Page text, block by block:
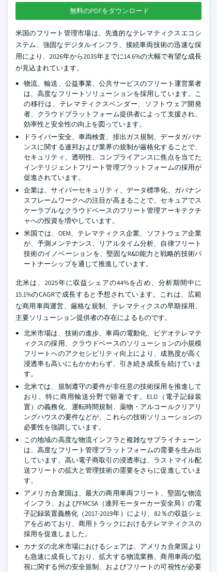
無料のPDFをダウンロード
米国のフリート管理市場は、先進的なテレマティクスエコシ
ステム、強固なデジタルインフラ、接続車両技術の迅速な採
用により、2026年から2035年までに14.6%の大幅で有望な成長
が見込まれています。
物流、輸送、公益事業、公共サービスのフリート運営業者
は、高度なフリートソリューションを採用しています。こ
の移行は、テレマティクスベンダー、ソフトウェア開発
者、クラウドプラットフォーム提供者によって支援され、
効率性と安全性の向上を図っています。
ドライバー安全、車両検査、排出ガス規制、データガバナ
ンスに関する連邦および業界の規制が厳格化することで、
セキュリティ、透明性、コンプライアンスに焦点を当てた
インテリジェントフリート管理プラットフォームの採用が
促進されています。
企業は、サイバーセキュリティ、データ標準化、ガバナン
スフレームワークへの注目が高まることで、セキュアでス
ケーラブルなクラウドベースのフリート管理アーキテクチ
ャへの投資を増やしています。
米国では、OEM、テレマティクス企業、ソフトウェア企業
が、予測メンテナンス、リアルタイム分析、自律フリート
技術のイノベーションを、堅固なR&D能力と戦略的技術パ
ートナーシップを通じて推進しています。
北米は、2025年に収益シェアの44%を占め、分析期間中に
15.1%のCAGRで成長すると予想されています。これは、広範
な商用車両運営、厳格な規制、テレマティクスの早期採用、
主要ソリューション提供者の存在によるものです。
北米市場は、技術の進歩、車両の電動化、ビデオテレマテ
ィクスの採用、クラウドベースのソリューションの小規模
フリートへのアクセシビリティ向上により、成熟度が高く
浸透率も高いにもかかわらず、引き続き成長を続けていま
す。
北米では、規制遵守の要件が非任意の技術採用を推進して
おり、特に商用輸送分野で顕著です。ELD（電子記録装
置）の義務化、運転時間規制、薬物・アルコールクリアリ
ングハウスの要件などが、これらの技術ソリューションの
必要性を強調しています。
この地域の高度な物流インフラと複雑なサプライチェーン
は、高度なフリート管理プラットフォームの需要を生み出
しています。高い電子商取引の浸透率は、ラストマイル配
送フリートの拡大と管理技術の需要をさらに促進していま
す。
アメリカ合衆国は、最大の商用車両フリート、堅固な物流
インフラ、およびFMCSA（連邦モーターカー安全局）の電
子記録装置義務化（2017-2019年）により、82％の収益シェ
アを占めており、商用トラックにおけるテレマティクスの
採用を促進しました。
カナダの北米市場におけるシェアは、アメリカ合衆国より
も急速に成長しており、拡大する物流業務、商用車両の監
視に関する州の安全規制、およびフリートの可視性が必要